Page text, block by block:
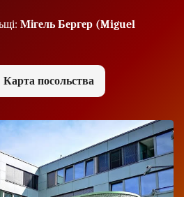
Мігель Бергер (Miguel
Карта посольства